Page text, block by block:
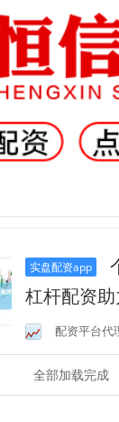
实盘配资app
个人资金找交易员
杠杆配资
金放大，收
配资平台代
全部加载完成